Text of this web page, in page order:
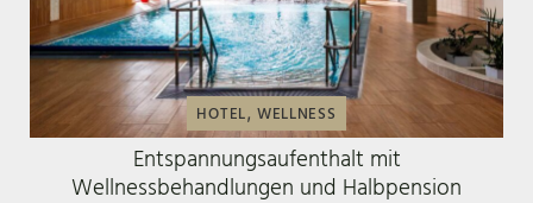
HOTEL, WELLNESS
Entspannungsaufenthalt mit
Wellnessbehandlungen und Halbpension